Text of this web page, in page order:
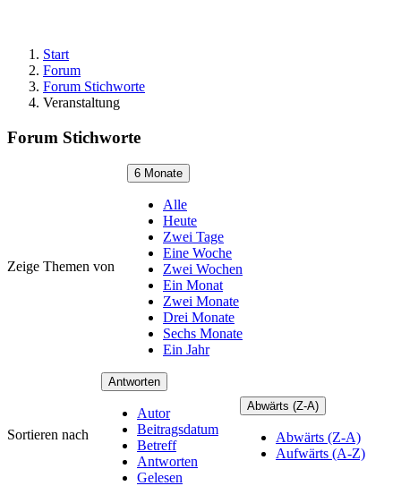
Start
Forum
Forum Stichworte
Veranstaltung
Forum Stichworte
Zeige Themen von
6 Monate
Alle
Heute
Zwei Tage
Eine Woche
Zwei Wochen
Ein Monat
Zwei Monate
Drei Monate
Sechs Monate
Ein Jahr
Sortieren nach
Antworten
Autor
Beitragsdatum
Betreff
Antworten
Gelesen
Abwärts (Z-A)
Abwärts (Z-A)
Aufwärts (A-Z)